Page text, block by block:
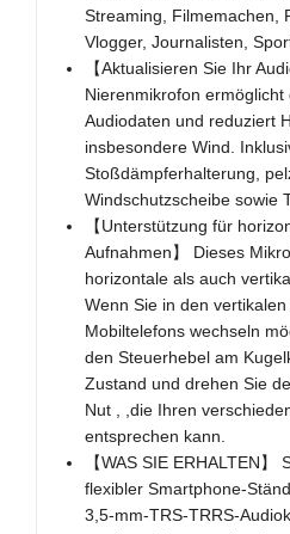
Streaming, Filmemachen,
Vlogger, Journalisten,
【Aktualisieren Sie Ihr
Nierenmikrofon
Audiodaten und reduziert
insbesondere Wind.
Stoßdämpferhalterung,
Windschutzscheibe sowie
【Unterstützung für
Aufnahmen】 Dieses
horizontale als auch
Wenn Sie in den
Mobiltelefons wechseln
den Steuerhebel am
Zustand und drehen Sie
Nut , ,die Ihren
entsprechen kann.
【WAS SIE ERHALTEN】
flexibler Smartphone-
3,5-mm-TRS-TRRS-